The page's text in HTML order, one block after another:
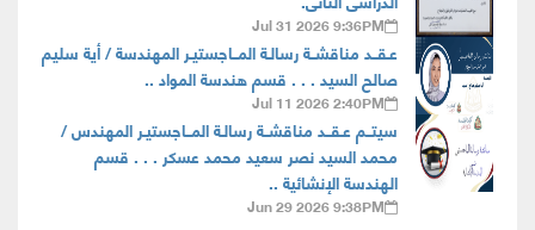
Jul 31 2026 9:36PM
عـقــد مناقشــة رسالـة المــاجستيـر المهندسة / أية سليم
صالح السيد . . . قسم هندسة المواد ..
Jul 11 2026 2:40PM
سيتــم عـقــد مناقشــة رسالـة المــاجستيـر المهندس /
محمد السيد نصر سعيد محمد عسكر . . . قسم
الهندسة الإنشائية ..
Jun 29 2026 9:38PM